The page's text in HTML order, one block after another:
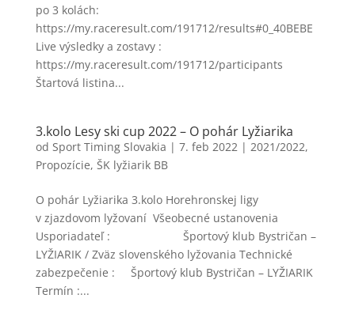
po 3 kolách:
https://my.raceresult.com/191712/results#0_40BEBE
Live výsledky a zostavy :
https://my.raceresult.com/191712/participants
Štartová listina...
3.kolo Lesy ski cup 2022 – O pohár Lyžiarika
od Sport Timing Slovakia | 7. feb 2022| 2021/2022,
Propozície, ŠK lyžiarik BB
O pohár Lyžiarika 3.kolo Horehronskej ligy
v zjazdovom lyžovaní Všeobecné ustanovenia
Usporiadateľ : Športový klub Bystričan –
LYŽIARIK / Zväz slovenského lyžovania Technické
zabezpečenie : Športový klub Bystričan – LYŽIARIK
Termín :...